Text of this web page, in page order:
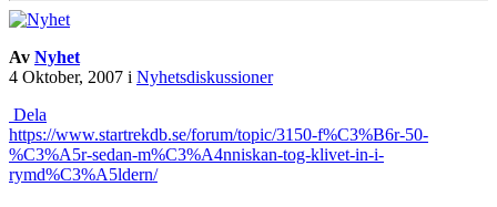
Av Nyhet
4 Oktober, 2007 i Nyhetsdiskussioner
Dela
https://www.startrekdb.se/forum/topic/3150-f%C3%B6r-50-
%C3%A5r-sedan-m%C3%A4nniskan-tog-klivet-in-i-
rymd%C3%A5ldern/